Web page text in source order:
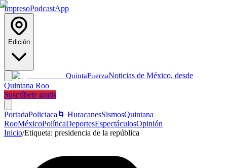
ImpresoPodcastApp
Edición
QuintaFuerzaNoticias de México, desde
Quintana Roo
Suscríbete gratis
PortadaPoliciaca 🌀 HuracanesSismosQuintana
RooMéxicoPolíticaDeportesEspectáculosOpinión
Inicio/Etiqueta: presidencia de la república